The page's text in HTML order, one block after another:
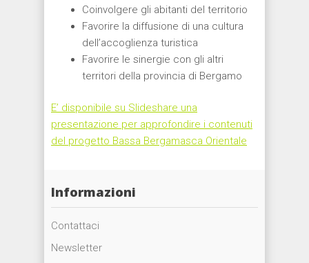
Coinvolgere gli abitanti del territorio
Favorire la diffusione di una cultura
dell’accoglienza turistica
Favorire le sinergie con gli altri
territori della provincia di Bergamo
E’ disponibile su Slideshare una
presentazione per approfondire i contenuti
del progetto Bassa Bergamasca Orientale
Informazioni
Contattaci
Newsletter